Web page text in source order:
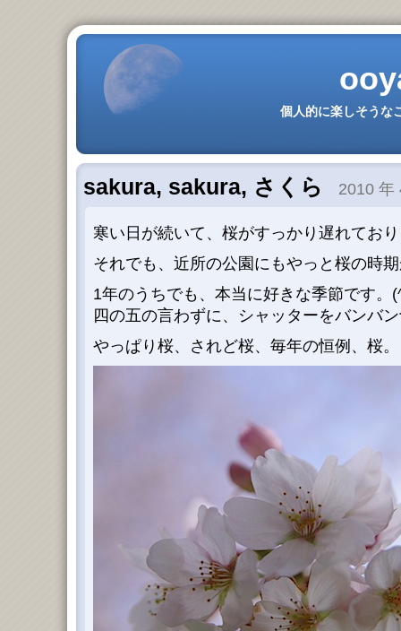
個人的に楽しそうな
sakura, sakura, さくら 2010 年
寒い日が続いて、桜がすっかり遅れてお
それでも、近所の公園にもやっと桜の時
1年のうちでも、本当に好きな季節です。
四の五の言わずに、シャッターをバンバ
やっぱり桜、されど桜、毎年の恒例、桜。